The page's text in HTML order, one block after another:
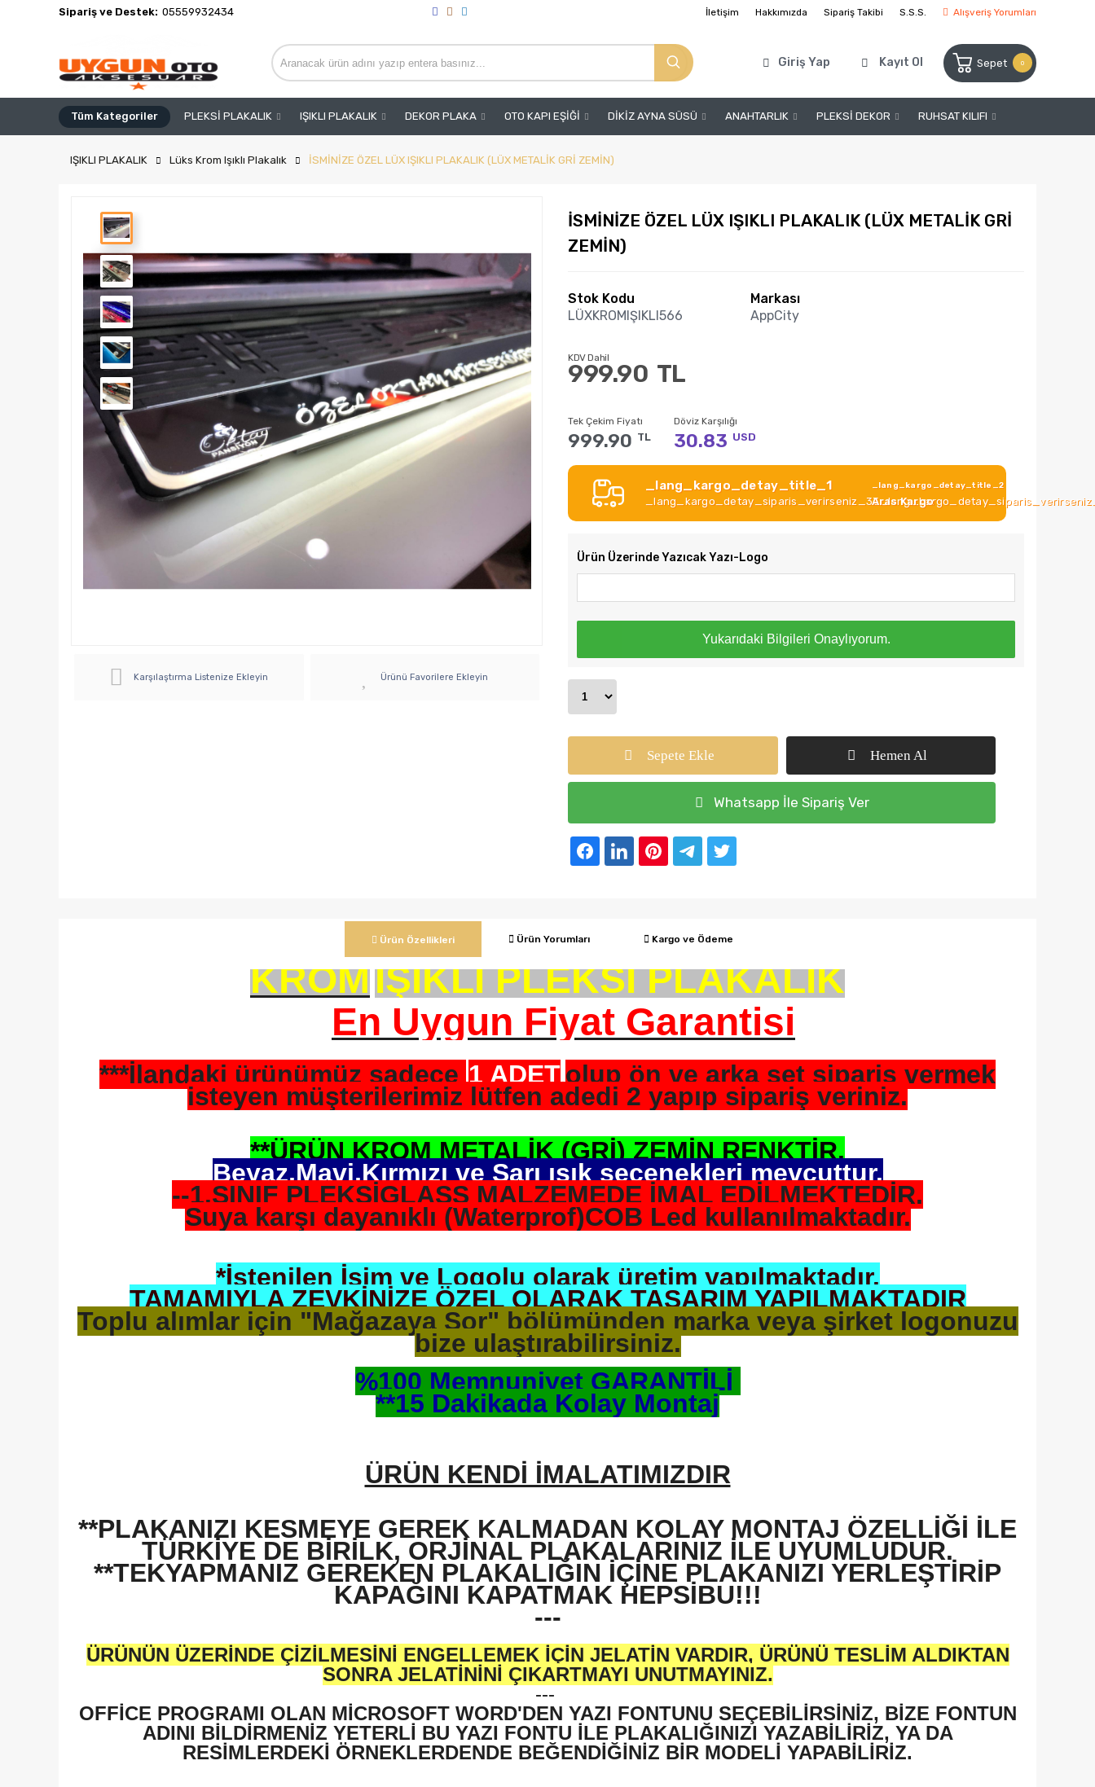
Sipariş ve Destek: 05559932434 İletişim Hakkımızda Sipariş Takibi S.S.S. Alışveriş Yorumları
Giriş Yap Kayıt Ol Sepet 0
Tüm Kategoriler PLEKSİ PLAKALIK IŞIKLI PLAKALIK DEKOR PLAKA OTO KAPI EŞİĞİ DİKİZ AYNA SÜSÜ ANAHTARLIK PLEKSİ DEKOR RUHSAT KILIFI
IŞIKLI PLAKALIK Lüks Krom Işıklı Plakalık İSMİNİZE ÖZEL LÜX IŞIKLI PLAKALIK (LÜX METALİK GRİ ZEMİN)
Karşılaştırma Listenize Ekleyin Ürünü Favorilere Ekleyin
İSMİNİZE ÖZEL LÜX IŞIKLI PLAKALIK (LÜX METALİK GRİ
ZEMİN)
Stok Kodu
LÜXKROMIŞIKLI566
Markası
AppCity
999.90 TL
KDV Dahil
Tek Çekim Fiyatı
999.90 TL
Döviz Karşılığı
30.83 USD
_lang_kargo_detay_title_1 _lang_kargo_detay_title_2
Aras Kargo
Ürün Üzerinde Yazıcak Yazı-Logo
Yukarıdaki Bilgileri Onaylıyorum.
Sepete Ekle Hemen Al
Whatsapp İle Sipariş Ver
Ürün Özellikleri Ürün Yorumları Kargo ve Ödeme
KROMIŞIKLI PLEKSİ PLAKALIK
En Uygun Fiyat Garantisi
***İlandaki ürünümüz sadece 1 ADETolup ön ve arka set sipariş vermek
isteyen müşterilerimiz lütfen adedi 2 yapıp sipariş veriniz.
**ÜRÜN KROM METALİK (GRİ) ZEMİN RENKTİR.
Beyaz,Mavi,Kırmızı ve Sarı ışık seçenekleri mevcuttur.
--1.SINIF PLEKSİGLASS MALZEMEDE İMAL EDİLMEKTEDİR.
Suya karşı dayanıklı (Waterprof)COB Led kullanılmaktadır.
*İstenilen İsim ve Logolu olarak üretim yapılmaktadır.
TAMAMIYLA ZEVKİNİZE ÖZEL OLARAK TASARIM YAPILMAKTADIR
Toplu alımlar için "Mağazaya Sor" bölümünden marka veya şirket logonuzu
bize ulaştırabilirsiniz.
%100 Memnuniyet GARANTİLİ
**15 Dakikada Kolay Montaj
ÜRÜN KENDİ İMALATIMIZDIR
**PLAKANIZI KESMEYE GEREK KALMADAN KOLAY MONTAJ ÖZELLİĞİ İLE
TÜRKİYE DE BİRİLK, ORJİNAL PLAKALARINIZ İLE UYUMLUDUR.
**TEKYAPMANIZ GEREKEN PLAKALIĞIN İÇİNE PLAKANIZI YERLEŞTİRİP
KAPAĞINI KAPATMAK HEPSİBU!!!
---
ÜRÜNÜN ÜZERİNDE ÇİZİLMESİNİ ENGELLEMEK İÇİN JELATİN VARDIR, ÜRÜNÜ TESLİM ALDIKTAN
SONRA JELATİNİNİ ÇIKARTMAYI UNUTMAYINIZ.
---
OFFİCE PROGRAMI OLAN MİCROSOFT WORD'DEN YAZI FONTUNU SEÇEBİLİRSİNİZ, BİZE FONTUN
ADINI BİLDİRMENİZ YETERLİ BU YAZI FONTU İLE PLAKALIĞINIZI YAZABİLİRİZ, YA DA
RESİMLERDEKİ ÖRNEKLERDENDE BEĞENDİĞİNİZ BİR MODELİ YAPABİLİRİZ.